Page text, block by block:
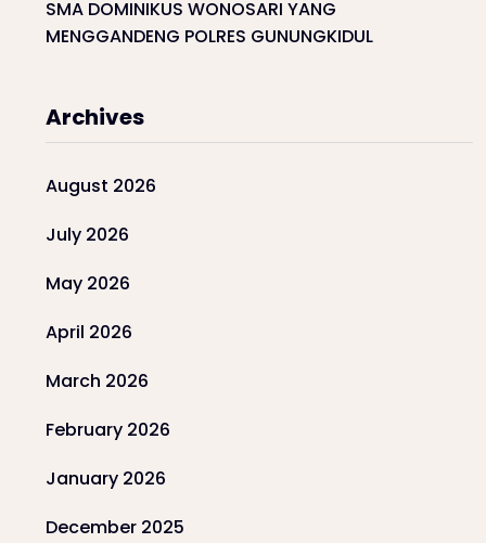
SMA DOMINIKUS WONOSARI YANG
MENGGANDENG POLRES GUNUNGKIDUL
Archives
August 2026
July 2026
May 2026
April 2026
March 2026
February 2026
January 2026
December 2025